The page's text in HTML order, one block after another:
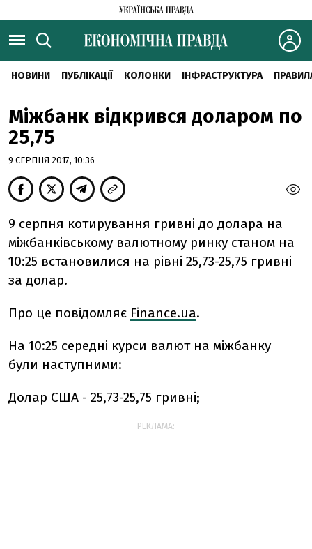
НОВИНИ ПУБЛІКАЦІЇ КОЛОНКИ ІНФРАСТРУКТУРА
Міжбанк відкрився доларом по
25,75
9 СЕРПНЯ 2017, 10:36
9 серпня котирування гривні до долара на
міжбанківському валютному ринку станом на
10:25 встановилися на рівні 25,73-25,75 гривні
за долар.
Про це повідомляє Finance.ua.
На 10:25 середні курси валют на міжбанку
були наступними:
Долар США - 25,73-25,75 гривні;
РЕКЛАМА: